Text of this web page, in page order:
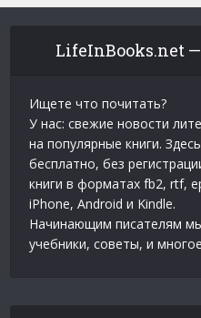
LifeInBooks.net
Ищете что почитать?
У нас: свежие новости
на популярные книги.
бесплатно, без
книги в форматах fb2, rtf,
iPhone, Android и Kindle.
Начинающим писателям
учебники, советы, и